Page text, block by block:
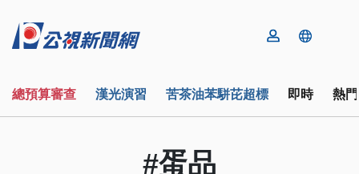
總預算審查 漢光演習 苦茶油苯駢芘超標 即時 熱
#蛋品